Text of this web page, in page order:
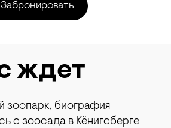
Забронировать
ждет
зоопарк, биография
с зоосада в Кёнигсберге